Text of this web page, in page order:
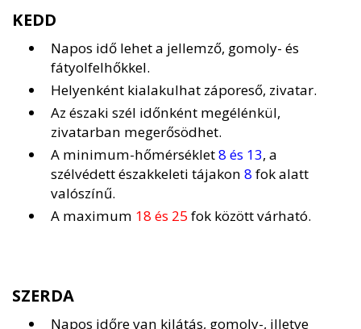
KEDD
Napos idő lehet a jellemző, gomoly- és
fátyolfelhőkkel.
Helyenként kialakulhat záporeső, zivatar.
Az északi szél időnként megélénkül,
zivatarban megerősödhet.
A minimum-hőmérséklet8 és 13, a
szélvédett északkeleti tájakon 8 fok alatt
valószínű.
A maximum 18 és 25 fok között várható.
SZERDA
Napos időre van kilátás, gomoly-, illetve